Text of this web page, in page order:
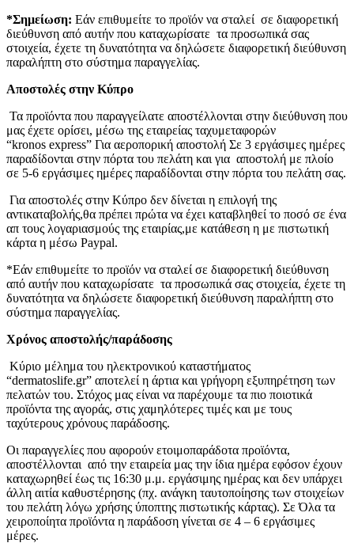
*Σημείωση: Εάν επιθυμείτε το προϊόν να σταλεί σε διαφορετική
διεύθυνση από αυτήν που καταχωρίσατε τα προσωπικά σας
στοιχεία, έχετε τη δυνατότητα να δηλώσετε διαφορετική διεύθυνση
παραλήπτη στο σύστημα παραγγελίας.
Αποστολές στην Κύπρο
Τα προϊόντα που παραγγείλατε αποστέλλονται στην διεύθυνση που
μας έχετε ορίσει, μέσω της εταιρείας ταχυμεταφορών
“kronos express” Για αεροπορική αποστολή Σε 3 εργάσιμες ημέρες
παραδίδονται στην πόρτα του πελάτη και για αποστολή με πλοίο
σε 5-6 εργάσιμες ημέρες παραδίδονται στην πόρτα του πελάτη σας.
Για αποστολές στην Κύπρο δεν δίνεται η επιλογή της
αντικαταβολής,θα πρέπει πρώτα να έχει καταβληθεί το ποσό σε ένα
απ τους λογαριασμούς της εταιρίας,με κατάθεση η με πιστωτική
κάρτα η μέσω Paypal.
*Εάν επιθυμείτε το προϊόν να σταλεί σε διαφορετική διεύθυνση
από αυτήν που καταχωρίσατε τα προσωπικά σας στοιχεία, έχετε τη
δυνατότητα να δηλώσετε διαφορετική διεύθυνση παραλήπτη στο
σύστημα παραγγελίας.
Χρόνος αποστολής/παράδοσης
Κύριο μέλημα του ηλεκτρονικού καταστήματος
“dermatoslife.gr” αποτελεί η άρτια και γρήγορη εξυπηρέτηση των
πελατών του. Στόχος μας είναι να παρέχουμε τα πιο ποιοτικά
προϊόντα της αγοράς, στις χαμηλότερες τιμές και με τους
ταχύτερους χρόνους παράδοσης.
Οι παραγγελίες που αφορούν ετοιμοπαράδοτα προϊόντα,
αποστέλλονται από την εταιρεία μας την ίδια ημέρα εφόσον έχουν
καταχωρηθεί έως τις 16:30 μ.μ. εργάσιμης ημέρας και δεν υπάρχει
άλλη αιτία καθυστέρησης (πχ. ανάγκη ταυτοποίησης των στοιχείων
του πελάτη λόγω χρήσης ύποπτης πιστωτικής κάρτας). Σε Όλα τα
χειροποίητα προϊόντα η παράδοση γίνεται σε 4 – 6 εργάσιμες
μέρες.